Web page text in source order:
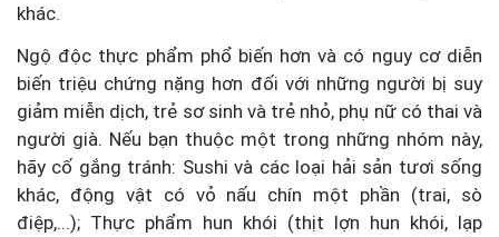
khác.
Ngộ độc thực phẩm phổ biến hơn và có nguy cơ diễn
biến triệu chứng nặng hơn đối với những người bị suy
giảm miễn dịch, trẻ sơ sinh và trẻ nhỏ, phụ nữ có thai và
người già. Nếu bạn thuộc một trong những nhóm này,
hãy cố gắng tránh: Sushi và các loại hải sản tươi sống
khác, động vật có vỏ nấu chín một phần (trai, sò
điệp,...); Thực phẩm hun khói (thịt lợn hun khói, lạp